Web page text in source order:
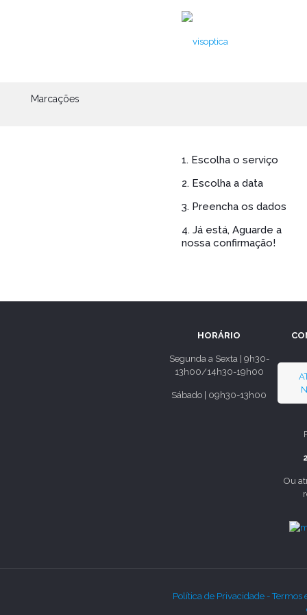
Marcações
1. Escolha o serviço
2. Escolha a data
3. Preencha os dados
4. Já está, Aguarde a
nossa confirmação!
HORÁRIO
Segunda a Sexta | 9h30-
13h00/14h30-19h00
Sábado | 09h30-13h00
Ou
Política de Privacidade -Termos